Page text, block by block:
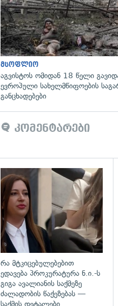
მსოფლიო
აგვისტოს ომიდან 18 წელი
ევროპული სახელმწიფოების
განცხადებები
კომენტარები
რა მტკიცებულებებით
ედავება პროკურატურა ნ.ი.-ს
გიგა ავალიანის საქმეზე
ძალადობის წაქეზებას —
საქმის დეტალები